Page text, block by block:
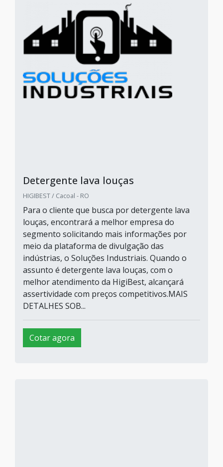
Detergente lava louças
HIGIBEST / Cacoal - RO
Para o cliente que busca por detergente lava
louças, encontrará a melhor empresa do
segmento solicitando mais informações por
meio da plataforma de divulgação das
indústrias, o Soluções Industriais. Quando o
assunto é detergente lava louças, com o
melhor atendimento da HigiBest, alcançará
assertividade com preços competitivos.MAIS
DETALHES SOB...
Cotar agora